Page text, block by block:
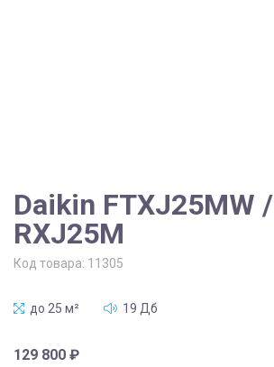
Daikin FTXJ25MW /
RXJ25M
Код товара: 11305
до 25 м² 19 Дб
129 800 ₽